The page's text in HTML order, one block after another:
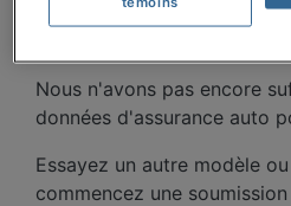
ANNÉES.
Nous n'avons pas encore
données d'assurance auto
Essayez un autre modèle
commencez une